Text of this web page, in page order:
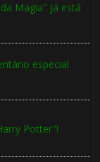
Magia" já está
especial
Potter"!